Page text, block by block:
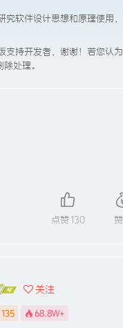
究软件设计思想和原理使用
支持开发者，谢谢！若您
处理。
点赞 130
关注
135 68.8W+